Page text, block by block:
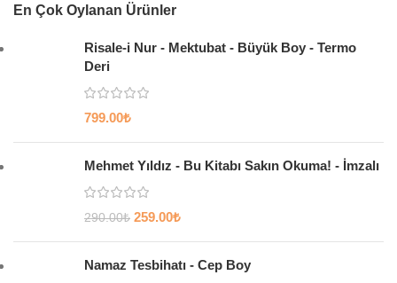
En Çok Oylanan Ürünler
Risale-i Nur - Mektubat - Büyük Boy - Termo
Deri
799.00₺
Mehmet Yıldız - Bu Kitabı Sakın Okuma! - İmzalı
290.00₺ 259.00₺
Namaz Tesbihatı - Cep Boy